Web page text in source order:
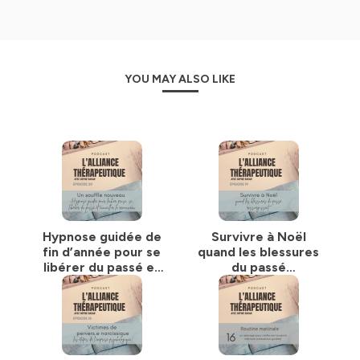
holistique et ancrée
hypnose Ericksonienne PNL
communication non-violente
psychologie des
attachements, travail sur les croyances limitantes
blessures intérieures
… tout est mis au service de
transformation.
Au programme :
–Psychologie & émotions
: comprendre tes
mécanismes, transformer tes croyances, reprendre ton
pouvoir intérieur, surmonter l’
anxiété, apprendre à
réguler tonstress
Relations & communication : sortir desrelations
toxiques, poser des
, améliorer la
communication de couple
, apaiser lesconflits
YOU MAY ALSO LIKE
Hypnose guidée de
fin d’année pour se
libérer du passé et
accueillir la nouvelle
année E20
Survivre à Noël
quand les blessures
du passé
ressurgissent E19